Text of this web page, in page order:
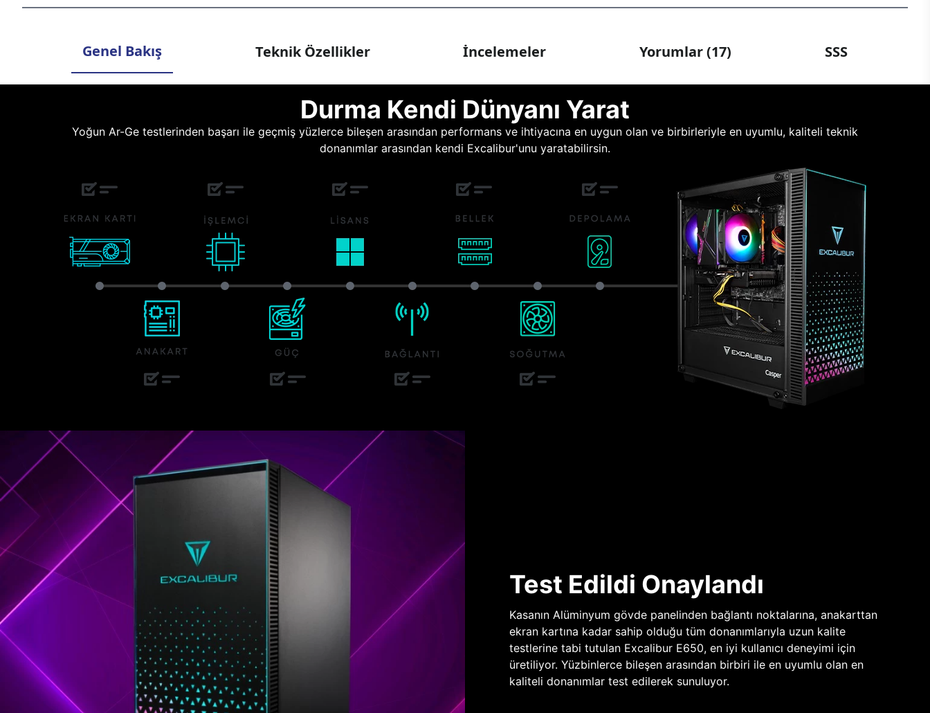
Genel Bakış Teknik Özellikler İncelemeler Yorumlar (17) SSS
Durma Kendi Dünyanı Yarat
Yoğun Ar-Ge testlerinden başarı ile geçmiş yüzlerce bileşen arasından performans ve ihtiyacına en uygun olan ve birbirleriyle en uyumlu, kaliteli teknik
donanımlar arasından kendi Excalibur'unu yaratabilirsin.
Test Edildi Onaylandı
Kasanın Alüminyum gövde panelinden bağlantı noktalarına, anakarttan
ekran kartına kadar sahip olduğu tüm donanımlarıyla uzun kalite
testlerine tabi tutulan Excalibur E650, en iyi kullanıcı deneyimi için
üretiliyor. Yüzbinlerce bileşen arasından birbiri ile en uyumlu olan en
kaliteli donanımlar test edilerek sunuluyor.